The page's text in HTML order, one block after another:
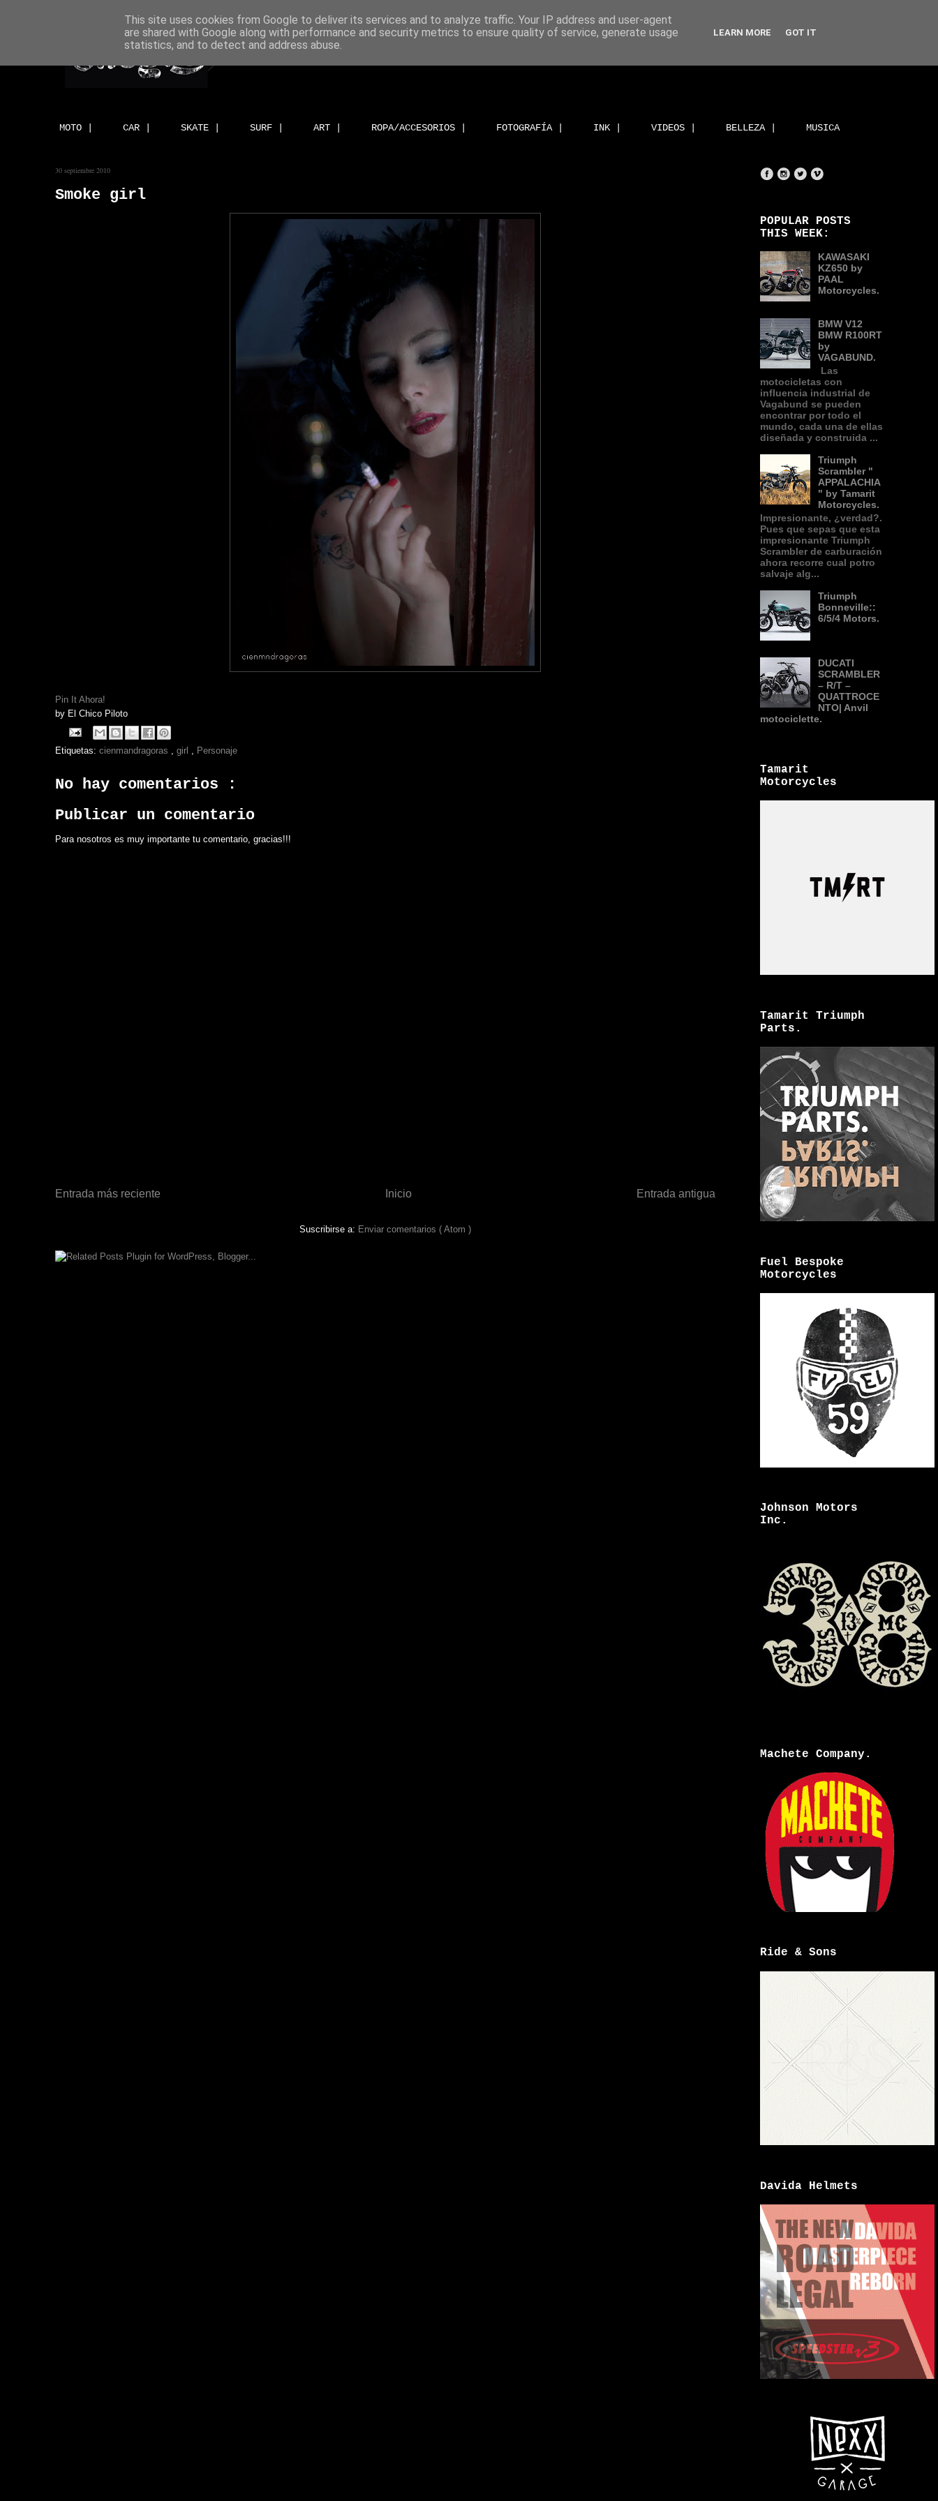
MOTO | CAR | SKATE | SURF | ART | ROPA/ACCESORIOS | FOTOGRAFÍA | INK | VIDEOS | BELLEZA | MUSICA
30 septiembre 2010
Smoke girl
Pin It Ahora!
by El Chico Piloto
Etiquetas: cienmandragoras girl Personaje
No hay comentarios :
Publicar un comentario
Para nosotros es muy importante tu comentario, gracias!!!
Entrada más reciente Entrada antigua
Inicio
Suscribirse a: Enviar comentarios ( Atom )
POPULAR POSTS
THIS WEEK:
KAWASAKI
KZ650 by
PAAL
Motorcycles.
BMW V12
BMW R100RT
by
VAGABUND.
Las
motocicletas con
influencia industrial de
Vagabund se pueden
encontrar por todo el
mundo, cada una de ellas
diseñada y construida ...
Triumph
Scrambler "
APPALACHIA
" by Tamarit
Motorcycles.
Impresionante, ¿verdad?.
Pues que sepas que esta
impresionante Triumph
Scrambler de carburación
ahora recorre cual potro
salvaje alg...
Triumph
Bonneville::
6/5/4 Motors.
DUCATI
SCRAMBLER
– R/T –
QUATTROCE
NTO| Anvil
motociclette.
Tamarit
Motorcycles
Tamarit Triumph
Parts.
Fuel Bespoke
Motorcycles
Johnson Motors
Inc.
Machete Company.
Ride & Sons
Davida Helmets
This site uses cookies from Google to deliver its services and to analyze traffic. Your IP address and user-agent
are shared with Google along with performance and security metrics to ensure quality of service, generate usage
statistics, and to detect and address abuse.
LEARN MORE GOT IT